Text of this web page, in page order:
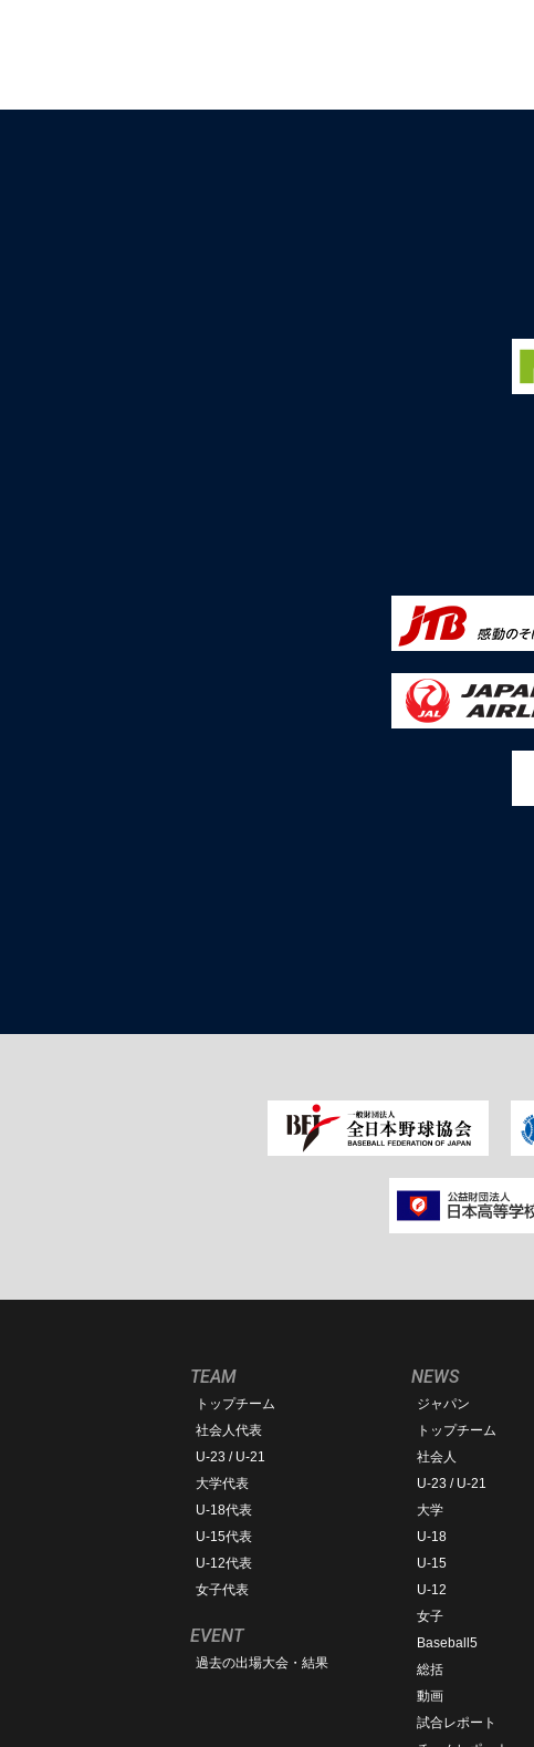
TEAM
トップチーム
社会人代表
U-23 / U-21
大学代表
U-18代表
U-15代表
U-12代表
女子代表
EVENT
過去の出場大会・結果
NEWS
ジャパン
トップチーム
社会人
U-23 / U-21
大学
U-18
U-15
U-12
女子
Baseball5
総括
動画
試合レポート